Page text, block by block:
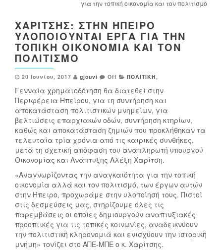
για την τοπική οικονομία και τον πολιτισμό
ΧΑΡΊΤΣΗΣ: ΣΤΗΝ ΉΠΕΙΡΟ
ΥΛΟΠΟΙΟΎΝΤΑΙ ΈΡΓΑ ΓΙΑ ΤΗΝ
ΤΟΠΙΚΉ ΟΙΚΟΝΟΜΊΑ ΚΑΙ ΤΟΝ
ΠΟΛΙΤΙΣΜΌ
20 Ιουνίου, 2017 gjouvi Off ΠΟΛΙΤΙΚΗ,
Γενναία χρηματοδότηση θα διατεθεί στην
Περιφέρεια Ηπείρου, για τη συντήρηση και
αποκατάσταση πολιτιστικών μνημείων, για
βελτιώσεις επαρχιακών οδών, συντήρηση κτηρίων,
καθώς και αποκατάσταση ζημιών που προκλήθηκαν τα
τελευταία τρία χρόνια από τις καιρικές συνθήκες,
μετά τη σχετική απόφαση του αναπληρωτή υπουργού
Οικονομίας και Ανάπτυξης Αλέξη Χαρίτση.
«Αναγνωρίζοντας την αναγκαιότητα για την τοπική
οικονομία αλλά και τον πολιτισμό, των έργων αυτών
στην Ήπειρο, προχωράμε στην υλοποίησή τους. Πιστοί
στις δεσμεύσεις μας, στηρίζουμε όλες τις
παρεμβάσεις οι οποίες δημιουργούν αναπτυξιακές
προοπτικές για τις τοπικές κοινωνίες, αναδεικνύουν
την πολιτιστική κληρονομιά και ενισχύουν την ιστορική
μνήμη» τονίζει στο ΑΠΕ-ΜΠΕ ο κ. Χαρίτσης.